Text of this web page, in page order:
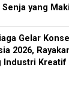
Senja yang
Gelar
2026,
Industri Kreatif